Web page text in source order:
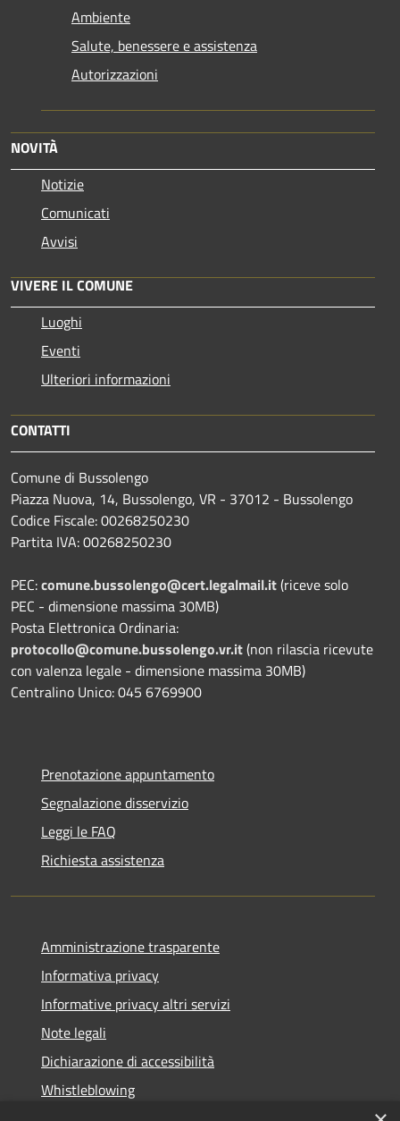
Ambiente
Salute, benessere e assistenza
Autorizzazioni
NOVITÀ
Notizie
Comunicati
Avvisi
VIVERE IL COMUNE
Luoghi
Eventi
Ulteriori informazioni
CONTATTI
Comune di Bussolengo
Piazza Nuova, 14, Bussolengo, VR - 37012 - Bussolengo
Codice Fiscale: 00268250230
Partita IVA: 00268250230
PEC:comune.bussolengo@cert.legalmail.it(riceve solo
PEC - dimensione massima 30MB)
Posta Elettronica Ordinaria:
protocollo@comune.bussolengo.vr.it(non rilascia ricevute
con valenza legale - dimensione massima 30MB)
Centralino Unico: 045 6769900
Prenotazione appuntamento
Segnalazione disservizio
Leggi le FAQ
Richiesta assistenza
Amministrazione trasparente
Informativa privacy
Informative privacy altri servizi
Note legali
Dichiarazione di accessibilità
Whistleblowing